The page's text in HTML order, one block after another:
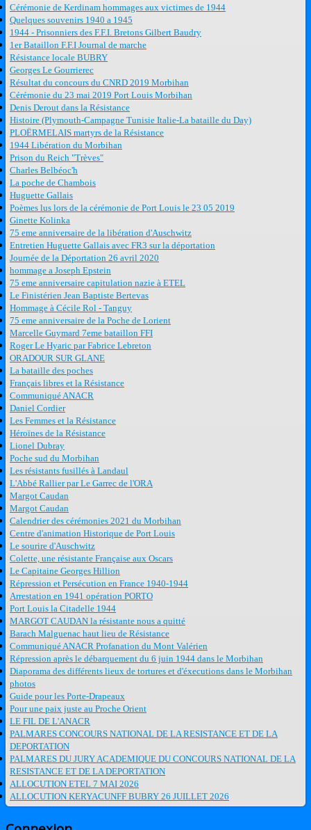
Cérémonie de Kerdinam hommages aux victimes de 1944
Quelques souvenirs 1940 a 1945
1944 - Prisonniers des F.F.I. Bretons Gilbert Baudry
1er Bataillon F.F.I Journal de marche
Résistance locale BUBRY
Georges Le Gourrierec
Résultat du concours du CNRD 2019 Morbihan
Cérémonie du 23 mai 2019 Port Louis Morbihan
Denis Derout dans la Résistance
Histoire (Plymouth-Campagne Tunisie Italie-La bataille du Day)
PLOËRMELAIS martyrs de la Résistance
1944 Libération du Morbihan
Prison du Reich "Trèves"
Charles Belbéoc'h
La poche de Chambois
Huguette Gallais
Poèmes lus lors de la cérémonie de Port Louis le 23 05 2019
Ginette Kolinka
75 eme anniversaire de la libération d'Auschwitz
Entretien Huguette Gallais avec FR3 sur la déportation
Journée de la Déportation 26 avril 2020
hommage a Joseph Epstein
75 eme anniversaire capitulation nazie à ETEL
Le Finistérien Jean Baptiste Bertevas
Hommage à Cécile Rol - Tanguy
75 eme anniversaire de la Poche de Lorient
Marcelle Guymard 7eme bataillon FFI
Roger Le Hyaric par Fabrice Lebreton
ORADOUR SUR GLANE
La bataille des poches
Français libres et la Résistance
Communiqué ANACR
Daniel Cordier
Les Femmes et la Résistance
Héroïnes de la Résistance
Lionel Dubray
Poche sud du Morbihan
Les résistants fusillés à Landaul
L'Abbé Rallier par Le Garrec de l'ORA
Margot Caudan
Margot Caudan
Calendrier des cérémonies 2021 du Morbihan
Centre d'animation Historique de Port Louis
Le sourire d'Auschwitz
Colette, une résistante Française aux Oscars
Le Capitaine Georges Hillion
Répression et Persécution en France 1940-1944
Arrestation en 1941 opération PORTO
Port Louis la Citadelle 1944
MARGOT CAUDAN la résistante nous a quitté
Barach Malguenac haut lieu de Résistance
Communiqué ANACR Profanation du Mont Valérien
Répression après le débarquement du 6 juin 1944 dans le Morbihan
Diaporama des différents lieux de tortures et d'éxecutions dans le Morbihan
photos
Guide pour les Porte-Drapeaux
Pour une paix juste au Proche Orient
LE FIL DE L'ANACR
PALMARES CONCOURS NATIONAL DE LA RESISTANCE ET DE LA
DEPORTATION
PALMARES DU JURY ACADEMIQUE DU CONCOURS NATIONAL DE LA
RESISTANCE ET DE LA DEPORTATION
ALLOCUTION ETEL 7 MAI 2026
ALLOCUTION KERYACUNFF BUBRY 26 JUILLET 2026